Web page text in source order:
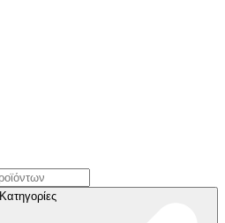
Κατηγορίες